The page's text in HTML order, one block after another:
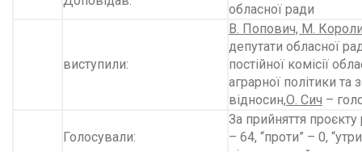
обласної ради
виступили:
В. Попович, М.
депутати обласної
постійної комісії
аграрної політики та
відносин,О. Сич –
Голосували:
За прийняття проєкту
– 64, “проти” – 0,